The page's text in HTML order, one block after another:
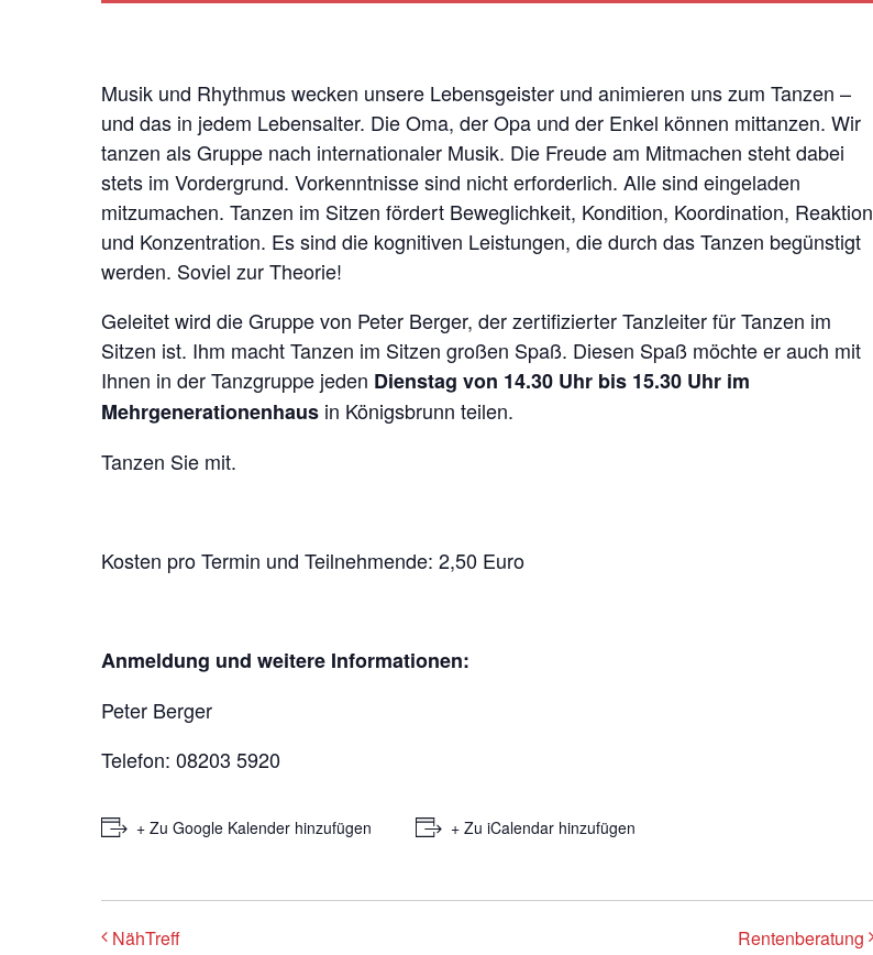
Musik und Rhythmus wecken unsere Lebensgeister und animieren uns zum Tanzen –
und das in jedem Lebensalter. Die Oma, der Opa und der Enkel können mittanzen. Wir
tanzen als Gruppe nach internationaler Musik. Die Freude am Mitmachen steht dabei
stets im Vordergrund. Vorkenntnisse sind nicht erforderlich. Alle sind eingeladen
mitzumachen. Tanzen im Sitzen fördert Beweglichkeit, Kondition, Koordination, Reaktion
und Konzentration. Es sind die kognitiven Leistungen, die durch das Tanzen begünstigt
werden. Soviel zur Theorie!
Geleitet wird die Gruppe von Peter Berger, der zertifizierter Tanzleiter für Tanzen im
Sitzen ist. Ihm macht Tanzen im Sitzen großen Spaß. Diesen Spaß möchte er auch mit
Ihnen in der Tanzgruppe jeden Dienstag von 14.30 Uhr bis 15.30 Uhr im
Mehrgenerationenhaus in Königsbrunn teilen.
Tanzen Sie mit.
Kosten pro Termin und Teilnehmende: 2,50 Euro
Anmeldung und weitere Informationen:
Peter Berger
Telefon: 08203 5920
+ Zu Google Kalender hinzufügen + Zu iCalendar hinzufügen
NähTreff Rentenberatung